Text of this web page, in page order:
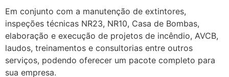
Em conjunto com a manutenção de extintores,
inspeções técnicas NR23, NR10, Casa de Bombas,
elaboração e execução de projetos de incêndio, AVCB,
laudos, treinamentos e consultorias entre outros
serviços, podendo oferecer um pacote completo para
sua empresa.